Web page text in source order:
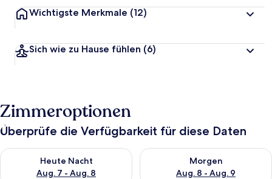
Wichtigste Merkmale (12)
Sich wie zu Hause fühlen (6)
Zimmeroptionen
Überprüfe die Verfügbarkeit für diese Daten
Heute Nacht
Aug. 7 - Aug. 8
Überprüfe die Verfügbarkeit für heute Nacht, Aug. 7 - Aug. 8.
Morgen
Aug. 8 - Aug. 9
Überprüfe die Verfügbarkeit